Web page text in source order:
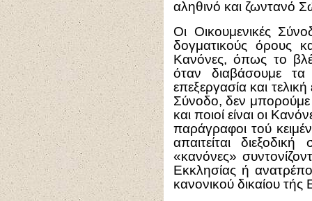
αληθινό και ζωντανό
Οι Οικουμενικές
δογματικούς όρους
Κανόνες, όπως το
όταν διαβάσουμε τα
επεξεργασία και
Σύνοδο, δεν μπορούμε
και ποιοί είναι οι
παράγραφοι τού
απαιτείται
«κανόνες»
Εκκλησίας ή
κανονικού δικαίου τής